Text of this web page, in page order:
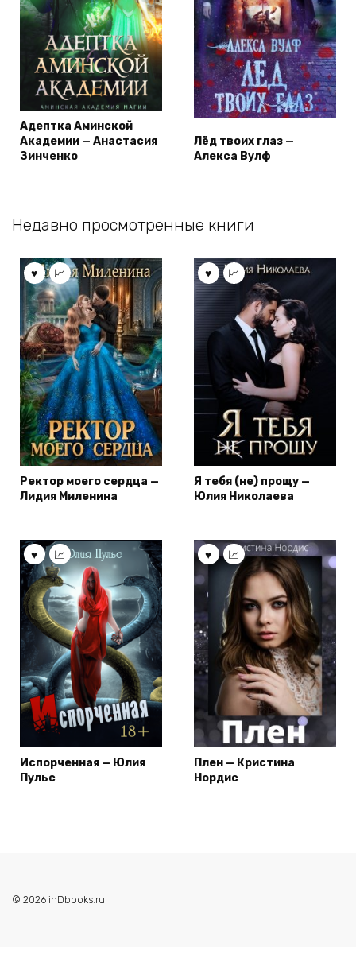
Адептка Аминской
Академии — Анастасия
Зинченко
Лёд твоих глаз —
Алекса Вулф
Недавно просмотренные книги
Ректор моего сердца —
Лидия Миленина
Я тебя (не) прощу —
Юлия Николаева
Испорченная — Юлия
Пульс
Плен — Кристина
Нордис
© 2026 inDbooks.ru